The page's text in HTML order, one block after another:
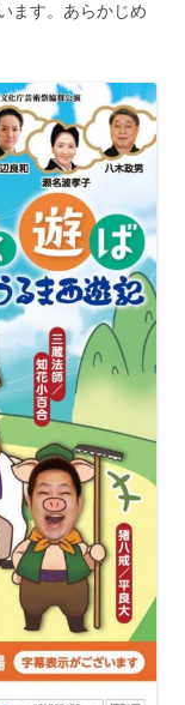
ます。あらかじめ